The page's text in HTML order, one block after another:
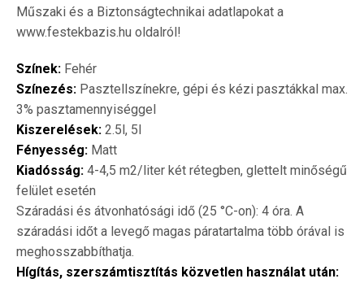
Műszaki és a Biztonságtechnikai adatlapokat a
www.festekbazis.hu oldalról!
Színek: Fehér
Színezés: Pasztellszínekre, gépi és kézi pasztákkal max.
3% pasztamennyiséggel
Kiszerelések: 2.5l, 5l
Fényesség: Matt
Kiadósság: 4-4,5 m2/liter két rétegben, glettelt minőségű
felület esetén
Száradási és átvonhatósági idő (25 °C-on): 4 óra. A
száradási időt a levegő magas páratartalma több órával is
meghosszabbíthatja.
Hígítás, szerszámtisztítás közvetlen használat után: